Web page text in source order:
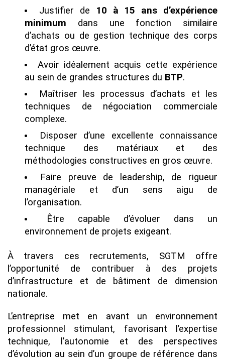
Justifier de
10 à 15 ans d’expérience
minimum dans une fonction similaire
d’achats ou de gestion technique des corps
d’état gros œuvre.
Avoir idéalement acquis cette expérience
au sein de grandes structures du BTP.
Maîtriser les processus d’achats et les
techniques de négociation commerciale
complexe.
Disposer d’une excellente connaissance
technique des matériaux et des
méthodologies constructives en gros œuvre.
Faire preuve de leadership, de rigueur
managériale et d’un sens aigu de
l’organisation.
Être capable d’évoluer dans un
environnement de projets exigeant.
À travers ces recrutements, SGTM offre
l’opportunité de contribuer à des projets
d’infrastructure et de bâtiment de dimension
nationale.
L’entreprise met en avant un environnement
professionnel stimulant, favorisant l’expertise
technique, l’autonomie et des perspectives
d’évolution au sein d’un groupe de référence dans